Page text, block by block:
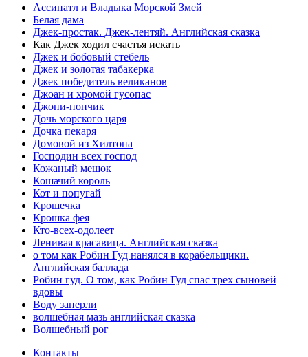
Ассипатл и Владыка Морской Змей
Белая дама
Джек-простак. Джек-лентяй. Английская сказка
Как Джек ходил счастья искать
Джек и бобовый стебель
Джек и золотая табакерка
Джек победитель великанов
Джоан и хромой гусопас
Джони-пончик
Дочь морского царя
Дочка пекаря
Домовой из Хилтона
Господин всех господ
Кожаный мешок
Кошачий король
Кот и попугай
Крошечка
Крошка фея
Кто-всех-одолеет
Ленивая красавица. Английская сказка
о том как Робин Гуд нанялся в корабельщики.
Английская баллада
Робин гуд. О том, как Робин Гуд спас трех сыновей
вдовы
Воду заперли
волшебная мазь английская сказка
Волшебный рог
Контакты